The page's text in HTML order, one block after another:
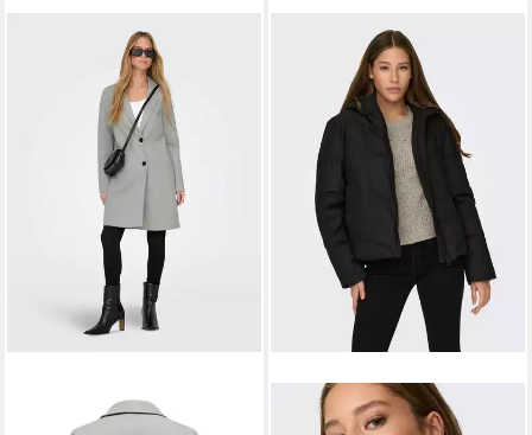
Langmantel ONLSedona
Steppjacke JDYARNHEM